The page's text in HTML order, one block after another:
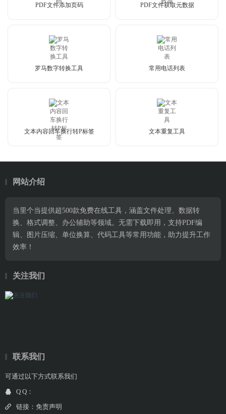
PDF文件添加页码 PDF文件获取元数据
罗马数字转换工具 常用电话列表
文本内容回车换行转P标签 文本重复工具
网站介绍
当里个当提供超500款免费在线工具，涵盖文件处理、数据转
换、格式调整、办公辅助等领域。无需下载即用，支持PDF编
辑、图片压缩、单位换算、代码工具等常用功能，助力提升工作
效率！
关注我们
联系我们
可通过以下方式联系我们
Q Q：
链接： 免责声明